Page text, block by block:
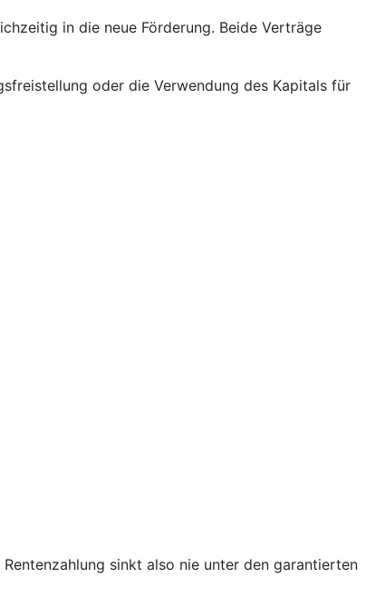
in die neue Förderung. Beide Verträge
oder die Verwendung des Kapitals für
Rentenzahlung sinkt also nie unter den garantierten